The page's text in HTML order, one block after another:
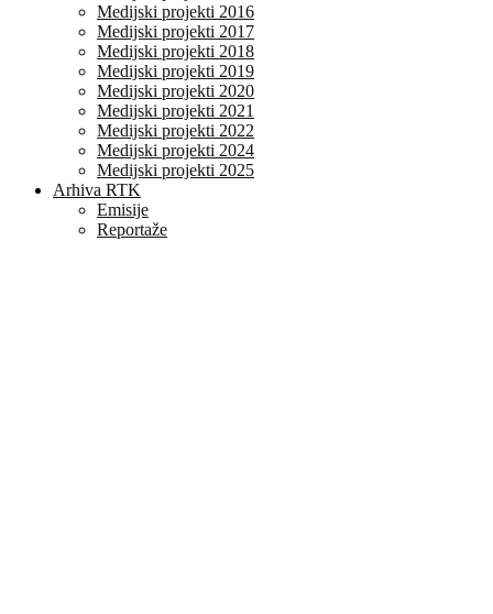
Medijski projekti 2016
Medijski projekti 2017
Medijski projekti 2018
Medijski projekti 2019
Medijski projekti 2020
Medijski projekti 2021
Medijski projekti 2022
Medijski projekti 2024
Medijski projekti 2025
Arhiva RTK
Emisije
Reportaže